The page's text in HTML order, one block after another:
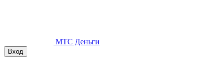
МТС Деньги
Вход